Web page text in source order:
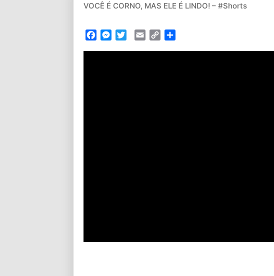
VOCÊ É CORNO, MAS ELE É LINDO! – #Shorts
FacebookMessenger
TwitterEmail Copy